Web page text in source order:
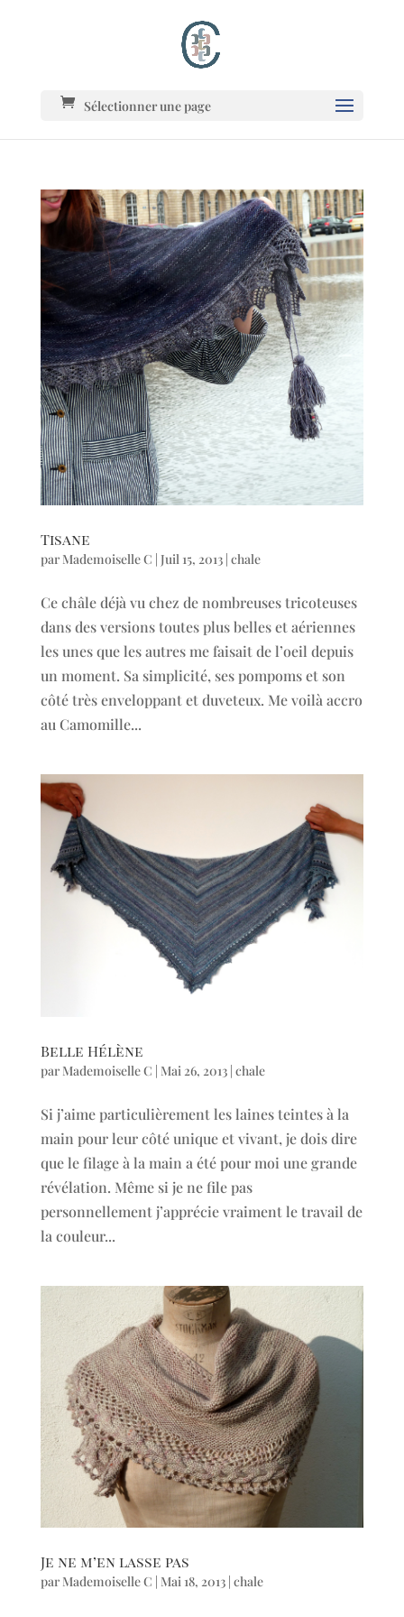
Sélectionner une page
Tisane
par Mademoiselle C | Juil 15, 2013| chale
Ce châle déjà vu chez de nombreuses tricoteuses
dans des versions toutes plus belles et aériennes
les unes que les autres me faisait de l’oeil depuis
un moment. Sa simplicité, ses pompoms et son
côté très enveloppant et duveteux. Me voilà accro
au Camomille...
Belle Hélène
par Mademoiselle C | Mai 26, 2013| chale
Si j’aime particulièrement les laines teintes à la
main pour leur côté unique et vivant, je dois dire
que le filage à la main a été pour moi une grande
révélation. Même si je ne file pas
personnellement j’apprécie vraiment le travail de
la couleur...
Je ne m’en lasse pas
par Mademoiselle C Mai 18, 2013| chale